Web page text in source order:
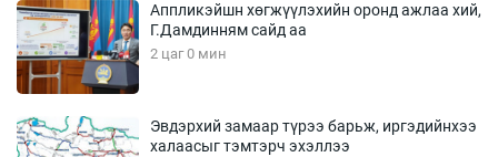
Аппликэйшн хөгжүүлэхийн оронд ажлаа хий,
Г.Дамдинням сайд аа
2 цаг 0 мин
Эвдэрхий замаар түрээ барьж, иргэдийнхээ
халаасыг тэмтэрч эхэллээ